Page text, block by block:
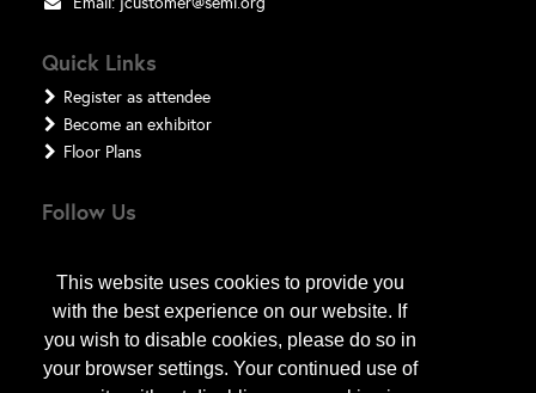
This website uses cookies to provide you
with the best experience on our website. If
you wish to disable cookies, please do so in
your browser settings. Your continued use of
Quick Links
Register as attendee
Become an exhibitor
Floor Plans
Follow Us